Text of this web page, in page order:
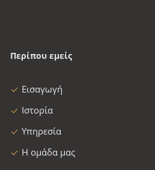
Περίπου εμείς
Εισαγωγή
Ιστορία
Υπηρεσία
Η ομάδα μας